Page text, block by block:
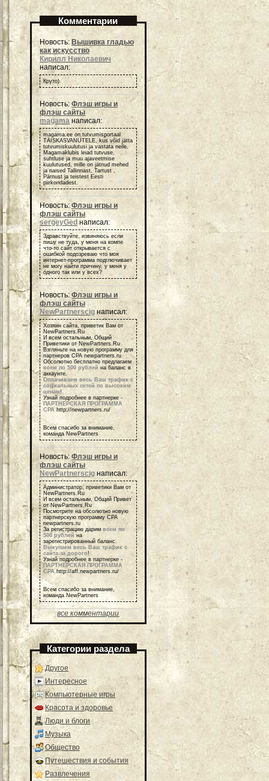
Комментарии
Новость: Вышивка гладью
как искусство
Кирилл Николаевич
написал:
Круто)
Новость: Флэш игры и
флэш сайты
magama написал:
magama.ee on tutvumisportaal
TÄISKASVANUTELE, kus võid jätta
tutvumiskuulutusi ja vastata neile.
Magamaklubis leiad tutvuse,
suhtluse ja muu ajaveetmise
kuulutused, mille on jätnud mehed
ja naised Tallinnast, Tartust ,
Pärnust ja teistest Eesti
piirkondadest.
Новость: Флэш игры и
флэш сайты
sergeyGed написал:
Здравствуйте, извиняюсь если
пишу не туда, у меня на компе
что-то сайт открывается с
ошибкой подозреваю что моя
интернет-программа подглючивает
не могу найти причину, у меня у
одного так или у всех?
Новость: Флэш игры и
флэш сайты
NewPartnerscig написал:
Хозяин сайта, приветик Вам от
NewPartners.Ru
И всем остальным, Общий
Приветики от NewPartners.Ru
Взгляньте на новую программу для
партнеров СРА newpartners.ru
Обсолютно бесплатно предлагаем
всем по 500 рублей на баланс в
аккаунте.
Оплачиваем весь Ваш трафик с
социальных сетей по высоким
ценам!
Узнай подробнее в партнерке -
ПАРТНЕРСКАЯ ПРОГРАММА
СРА http://newpartners.ru/
Всем спасибо за внимание,
команда NewPartners
Новость: Флэш игры и
флэш сайты
NewPartnerscig написал:
Администратор, приветики Вам от
NewPartners.Ru
И всем остальным, Общий Привет
от NewPartners.Ru
Посмотрите на обсолютно новую
партнерскую программу СРА
newpartners.ru
За регистрацию дарим всем по
500 рублей на
зарегистрированный баланс.
Выкупаем весь Ваш трафик с
сайта за дорого!
Узнай подробнее в партнерке -
ПАРТНЕРСКАЯ ПРОГРАММА
СРАhttp://aff.newpartners.ru/
Всем спасибо за внимание,
команда NewPartners
все комментарии
Категории раздела
Другое
Интересное
Компьютерные игры
Красота и здоровье
Люди и блоги
Музыка
Общество
Путешествия и события
Развлечения